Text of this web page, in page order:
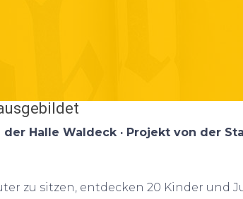
Halle Waldeck · Projekt von der
zu sitzen, entdecken 20 Kinder und